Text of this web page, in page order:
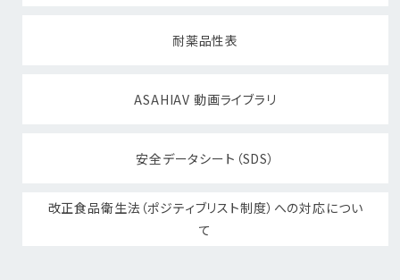
耐薬品性表
ASAHIAV 動画ライブラリ
安全データシート（SDS）
改正食品衛生法（ポジティブリスト制度）への対応につい
て